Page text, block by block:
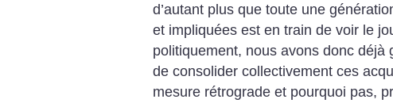
d’autant plus que toute une
et impliquées est en train de voir le
politiquement, nous avons donc déjà
de consolider collectivement ces
mesure rétrograde et pourquoi pas,